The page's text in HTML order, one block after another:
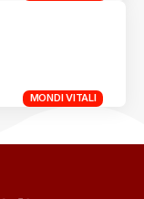
MONDI VITALI